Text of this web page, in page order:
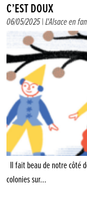
C’EST DOUX
06/05/2025 |L'Alsace en
Il fait beau de notre côté
colonies sur…